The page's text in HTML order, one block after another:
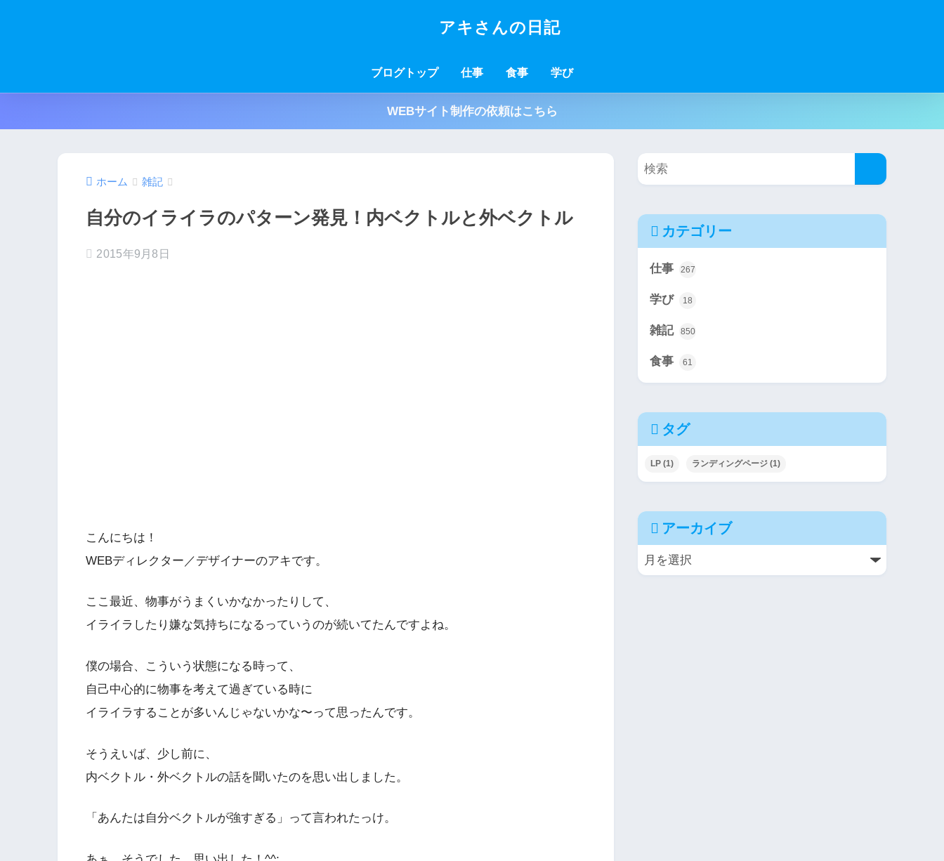
アキさんの日記
ブログトップ 仕事 食事 学び
WEBサイト制作の依頼はこちら
ホーム 雑記
自分のイライラのパターン発見！内ベクトルと外ベクトル
2015年9月8日
こんにちは！
WEBディレクター／デザイナーのアキです。
ここ最近、物事がうまくいかなかったりして、
イライラしたり嫌な気持ちになるっていうのが続いてたんですよね。
僕の場合、こういう状態になる時って、
自己中心的に物事を考えて過ぎている時に
イライラすることが多いんじゃないかな〜って思ったんです。
そうえいば、少し前に、
内ベクトル・外ベクトルの話を聞いたのを思い出しました。
「あんたは自分ベクトルが強すぎる」って言われたっけ。
カテゴリー
仕事 267
学び 18
雑記 850
食事 61
タグ
LP (1) ランディングページ (1)
アーカイブ